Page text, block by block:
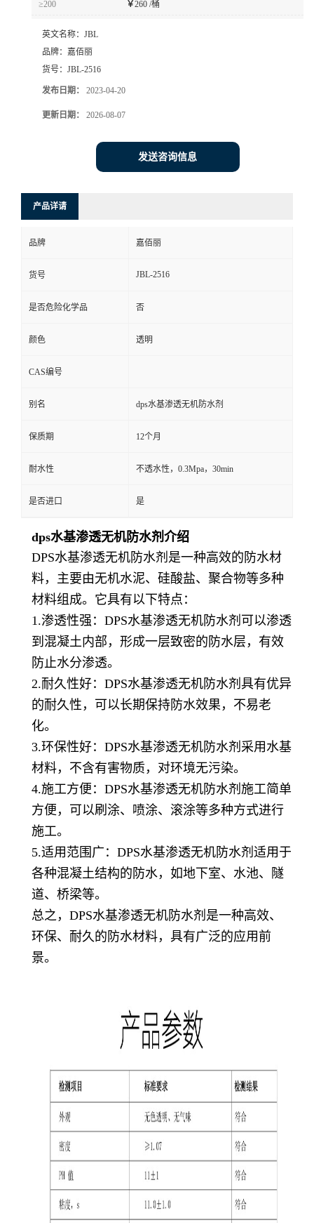
≥200 ￥260 /桶
英文名称： JBL
品牌： 嘉佰丽
货号： JBL-2516
发布日期： 2023-04-20
更新日期： 2026-08-07
发送咨询信息
产品详请
品牌 嘉佰丽
货号 JBL-2516
是否危险化学品 否
颜色 透明
CAS编号
别名 dps水基渗透无机防水剂
保质期 12个月
耐水性 不透水性，0.3Mpa，30min
是否进口 是
dps水基渗透无机防水剂介绍
DPS水基渗透无机防水剂是一种高效的防水材
料，主要由无机水泥、硅酸盐、聚合物等多种
材料组成。它具有以下特点：
1.渗透性强：DPS水基渗透无机防水剂可以渗透
到混凝土内部，形成一层致密的防水层，有效
防止水分渗透。
2.耐久性好：DPS水基渗透无机防水剂具有优异
的耐久性，可以长期保持防水效果，不易老
化。
3.环保性好：DPS水基渗透无机防水剂采用水基
材料，不含有害物质，对环境无污染。
4.施工方便：DPS水基渗透无机防水剂施工简单
方便，可以刷涂、喷涂、滚涂等多种方式进行
施工。
5.适用范围广：DPS水基渗透无机防水剂适用于
各种混凝土结构的防水，如地下室、水池、隧
道、桥梁等。
总之，DPS水基渗透无机防水剂是一种高效、
环保、耐久的防水材料，具有广泛的应用前
景。